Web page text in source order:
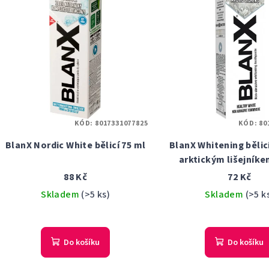
BlanX Nordic White bělicí 75 ml
88 Kč
Skladem (>5 ks)
Do košíku
KÓD: 8017331077825
BlanX Whitening
arktickým
72 Kč
Skladem (>5
Do košíku
KÓD: